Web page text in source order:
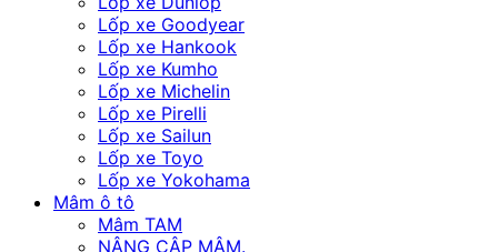
Lốp xe Goodyear
Lốp xe Hankook
Lốp xe Kumho
Lốp xe Michelin
Lốp xe Pirelli
Lốp xe Sailun
Lốp xe Toyo
Lốp xe Yokohama
Mâm ô tô
Mâm TAM
NÂNG CÂP MÂM.